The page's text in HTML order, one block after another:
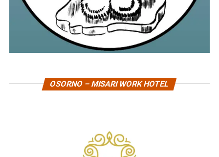
OSORNO – MISARI WORK HOTEL